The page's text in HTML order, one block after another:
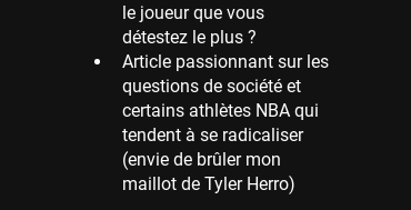
Euroleague
34 sessions
Charlotte Hornets
32 sessions
Houston Rockets
31 sessions
le joueur que vous
détestez le plus ?
Article passionnant sur les
questions de société et
certains athlètes NBA qui
tendent à se radicaliser
(envie de brûler mon
maillot de Tyler Herro)